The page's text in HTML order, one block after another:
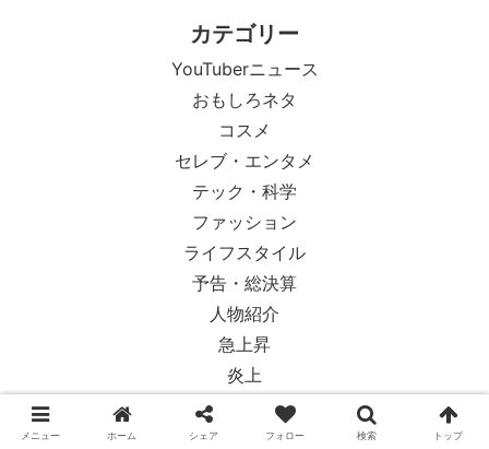
カテゴリー
YouTuberニュース
おもしろネタ
コスメ
セレブ・エンタメ
テック・科学
ファッション
ライフスタイル
予告・総決算
人物紹介
急上昇
炎上
社会・政治
英語まめ知識
メニュー ホーム シェア フォロー 検索 トップ